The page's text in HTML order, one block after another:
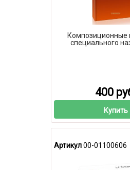
Композиционные
специального
400
Купить
Артикул00-01100606